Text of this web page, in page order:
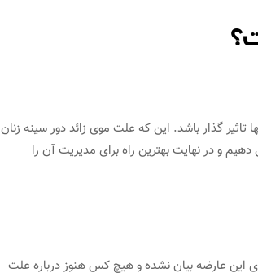
تاثیر گذار باشد. این که علت موی زائد دور سینه زنان
و در نهایت بهترین راه برای مدیریت آن را
این عارضه بیان نشده و هیچ کس هنوز درباره علت